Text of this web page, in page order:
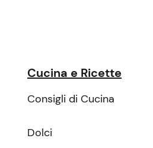
Cucina e Ricette
Consigli di Cucina
Dolci